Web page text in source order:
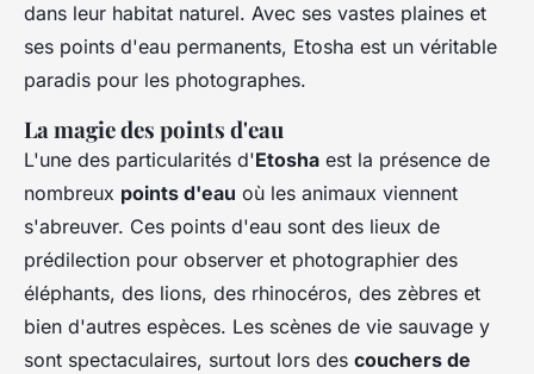
dans leur habitat naturel. Avec ses vastes plaines et
ses points d'eau permanents, Etosha est un véritable
paradis pour les photographes.
La magie des points d'eau
L'une des particularités d'Etosha est la présence de
nombreux points d'eau où les animaux viennent
s'abreuver. Ces points d'eau sont des lieux de
prédilection pour observer et photographier des
éléphants, des lions, des rhinocéros, des zèbres et
bien d'autres espèces. Les scènes de vie sauvage y
sont spectaculaires, surtout lors des couchers de